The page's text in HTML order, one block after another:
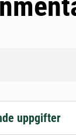
uppgifter